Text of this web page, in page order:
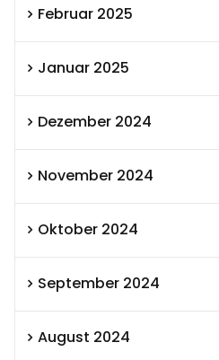
Februar 2025
Januar 2025
Dezember 2024
November 2024
Oktober 2024
September 2024
August 2024